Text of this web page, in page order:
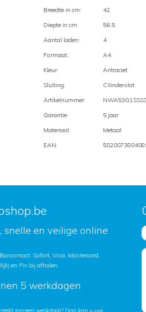
Breedte in cm:
42
Diepte in cm:
56,5
Aantal laden:
4
Formaat:
A4
Kleur:
Antraciet
Sluiting:
Cilinderslot
Artikelnummer:
Garantie :
5 jaar
Materiaal:
Metaal
EAN:
snelle en veilige online
Sofort, Visa, Mastercard,
en Pin bij afhalen.
5 werkdagen
(op een werkdag)? Dan kan u uw